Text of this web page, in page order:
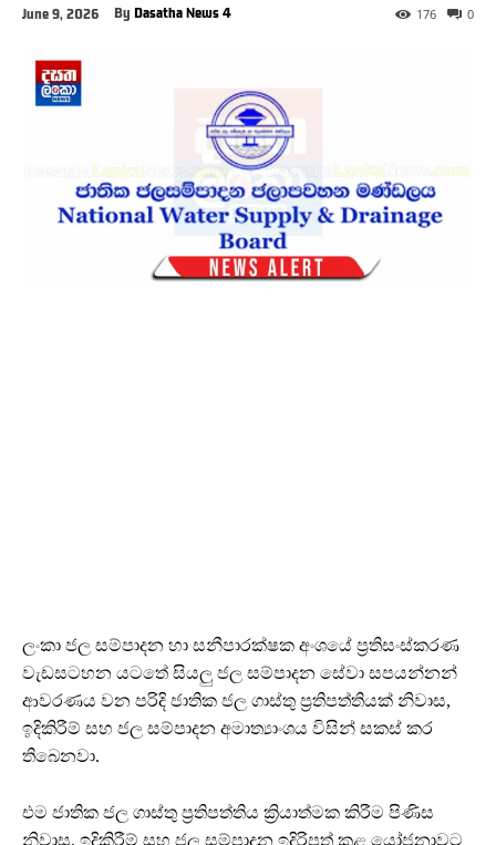
June 9, 2026 By Dasatha News 4 0
176
ලංකා ජල සම්පාදන හා සනීපාරක්ෂක අංශයේ ප්‍රතිසංස්කරණ
වැඩසටහන යටතේ සියලු ජල සම්පාදන සේවා සපයන්නන්
ආවරණය වන පරිදි ජාතික ජල ගාස්තු ප්‍රතිපත්තියක් නිවාස,
ඉදිකිරීම් සහ ජල සම්පාදන අමාත්‍යාංශය විසින් සකස් කර
තිබෙනවා.
එම ජාතික ජල ගාස්තු ප්‍රතිපත්තිය ක්‍රියාත්මක කිරීම පිණිස
නිවාස, ඉදිකිරීම් සහ ජල සම්පාදන ඉදිරිපත් කළ යෝජනාවට